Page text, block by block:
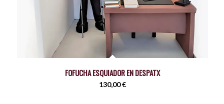
FOFUCHA ESQUIADOR EN DESPATX
130,00€